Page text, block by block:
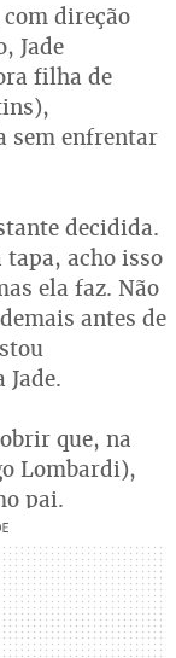
direção
Jade
filha de
sem enfrentar
decidida.
tapa, acho isso
ela faz. Não
antes de
que, na
Lombardi),
pai.